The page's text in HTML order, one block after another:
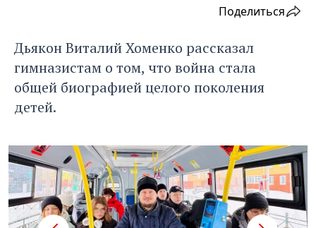
Поделиться
Дьякон Виталий Хоменко рассказал
гимназистам о том, что война стала
общей биографией целого поколения
детей.